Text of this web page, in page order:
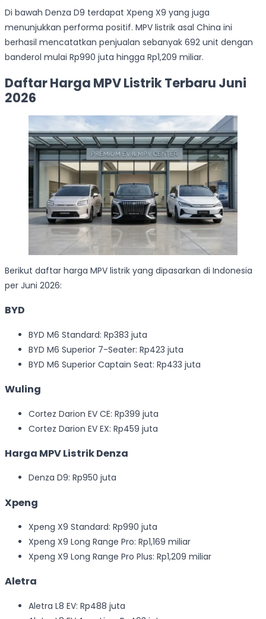
Di bawah Denza D9 terdapat Xpeng X9 yang juga
menunjukkan performa positif. MPV listrik asal China ini
berhasil mencatatkan penjualan sebanyak 692 unit dengan
banderol mulai Rp990 juta hingga Rp1,209 miliar.
Daftar Harga MPV Listrik Terbaru Juni
2026
Berikut daftar harga MPV listrik yang dipasarkan di Indonesia
per Juni 2026:
BYD
BYD M6 Standard: Rp383 juta
BYD M6 Superior 7-Seater: Rp423 juta
BYD M6 Superior Captain Seat: Rp433 juta
Wuling
Cortez Darion EV CE: Rp399 juta
Cortez Darion EV EX: Rp459 juta
Harga MPV Listrik Denza
Denza D9: Rp950 juta
Xpeng
Xpeng X9 Standard: Rp990 juta
Xpeng X9 Long Range Pro: Rp1,169 miliar
Xpeng X9 Long Range Pro Plus: Rp1,209 miliar
Aletra
Aletra L8 EV: Rp488 juta